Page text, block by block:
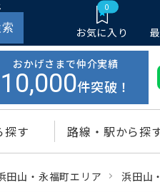
0
お気に入り
おかげさまで仲介実績
10,000件突破！
探す 路線・駅から探
田山・永福町エリア 浜田山